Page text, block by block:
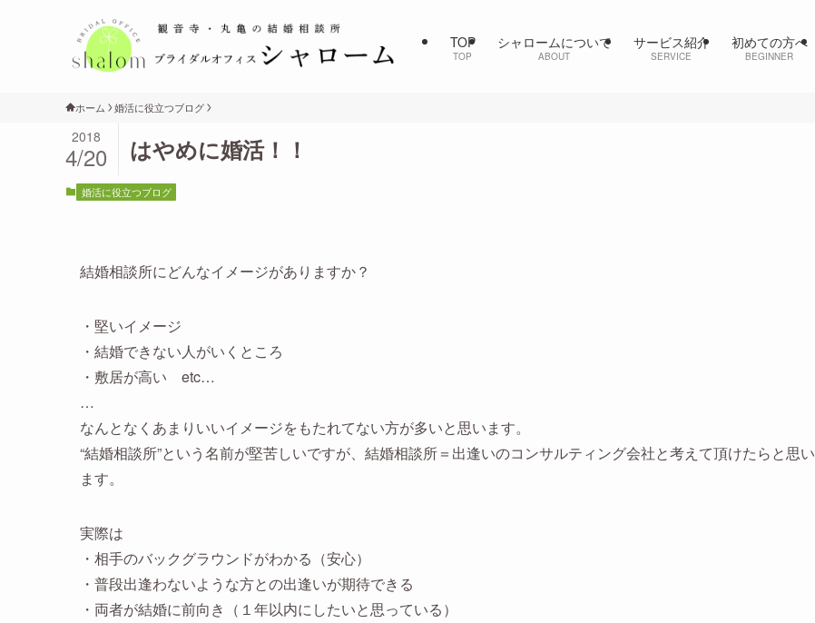
TOP
TOP
シャロームについて
ABOUT
サービス紹介
SERVICE
初めての方へ
BEGINNER
ホーム 婚活に役立つブログ
はやめに婚活！！
2018
4/20
婚活に役立つブログ
結婚相談所にどんなイメージがありますか？
・堅いイメージ
・結婚できない人がいくところ
・敷居が高い etc…
…
なんとなくあまりいいイメージをもたれてない方が多いと思います。
“結婚相談所”という名前が堅苦しいですが、結婚相談所＝出逢いのコンサルティング会社と考えて頂けたらと思い
ます。
実際は
・相手のバックグラウンドがわかる（安心）
・普段出逢わないような方との出逢いが期待できる
・両者が結婚に前向き（１年以内にしたいと思っている）